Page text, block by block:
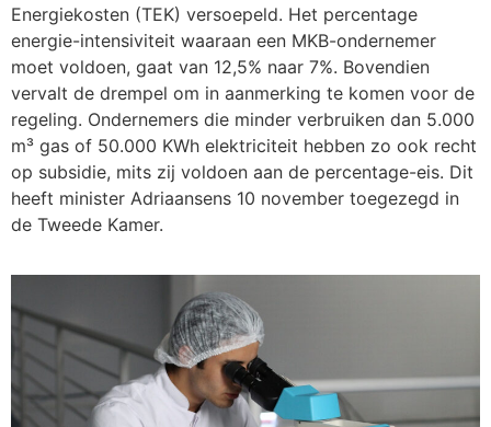
Energiekosten (TEK) versoepeld. Het percentage
energie-intensiviteit waaraan een MKB-ondernemer
moet voldoen, gaat van 12,5% naar 7%. Bovendien
vervalt de drempel om in aanmerking te komen voor de
regeling. Ondernemers die minder verbruiken dan 5.000
m³ gas of 50.000 KWh elektriciteit hebben zo ook recht
op subsidie, mits zij voldoen aan de percentage-eis. Dit
heeft minister Adriaansens 10 november toegezegd in
de Tweede Kamer.